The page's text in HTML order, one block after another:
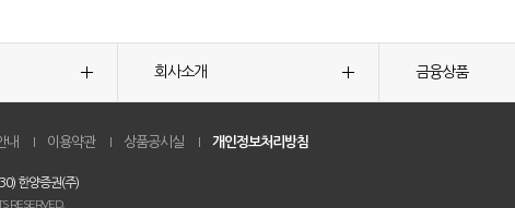
회사소개 금융상품
내 이용약관 상품공시실 개인정보처리방침
한양증권(주)
RESERVED.